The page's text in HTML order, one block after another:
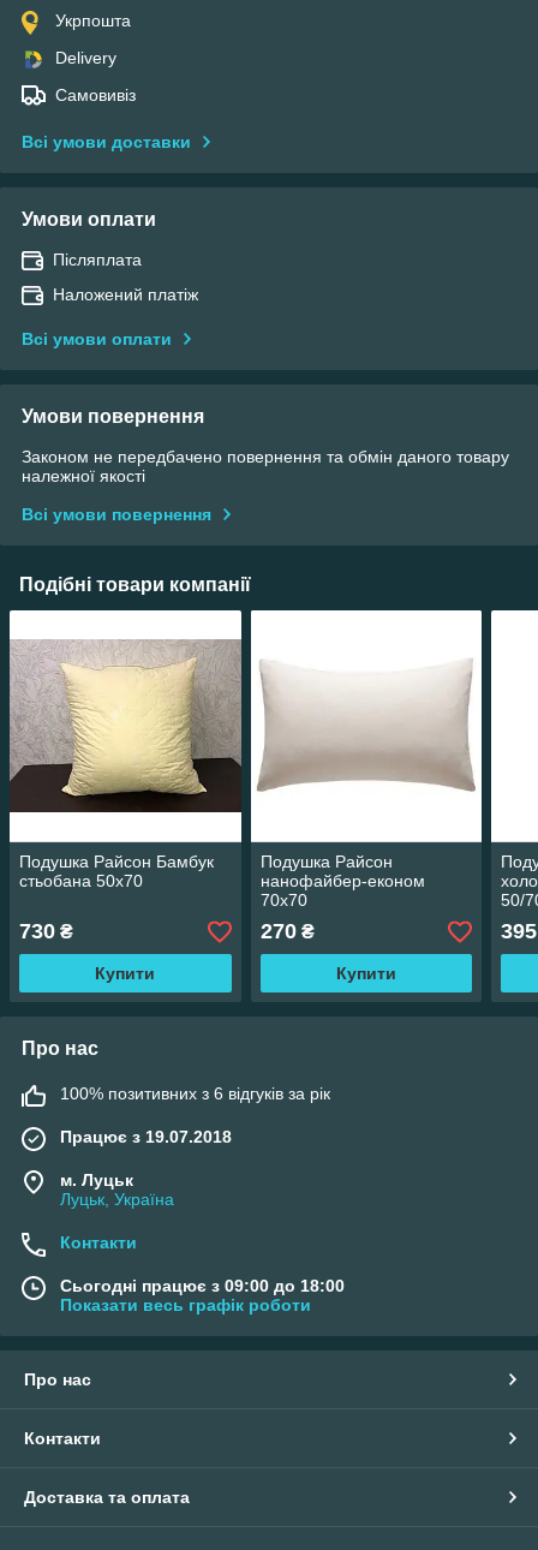
Укрпошта
Delivery
Самовивіз
Всі умови доставки
Умови оплати
Післяплата
Наложений платіж
Всі умови оплати
Умови повернення
Законом не передбачено повернення та обмін даного товару
належної якості
Всі умови повернення
Подібні товари компанії
Подушка Райсон Бамбук
стьобана 50х70
730 ₴
Купити
Подушка Райсон
нанофайбер-економ
70х70
270₴
Купити
50/
395
Про нас
100% позитивних з 6 відгуків за рік
Працює з 19.07.2018
м. Луцьк
Луцьк, Україна
Контакти
Сьогодні працює з 09:00 до 18:00
Показати весь графік роботи
Про нас
Контакти
Доставка та оплата